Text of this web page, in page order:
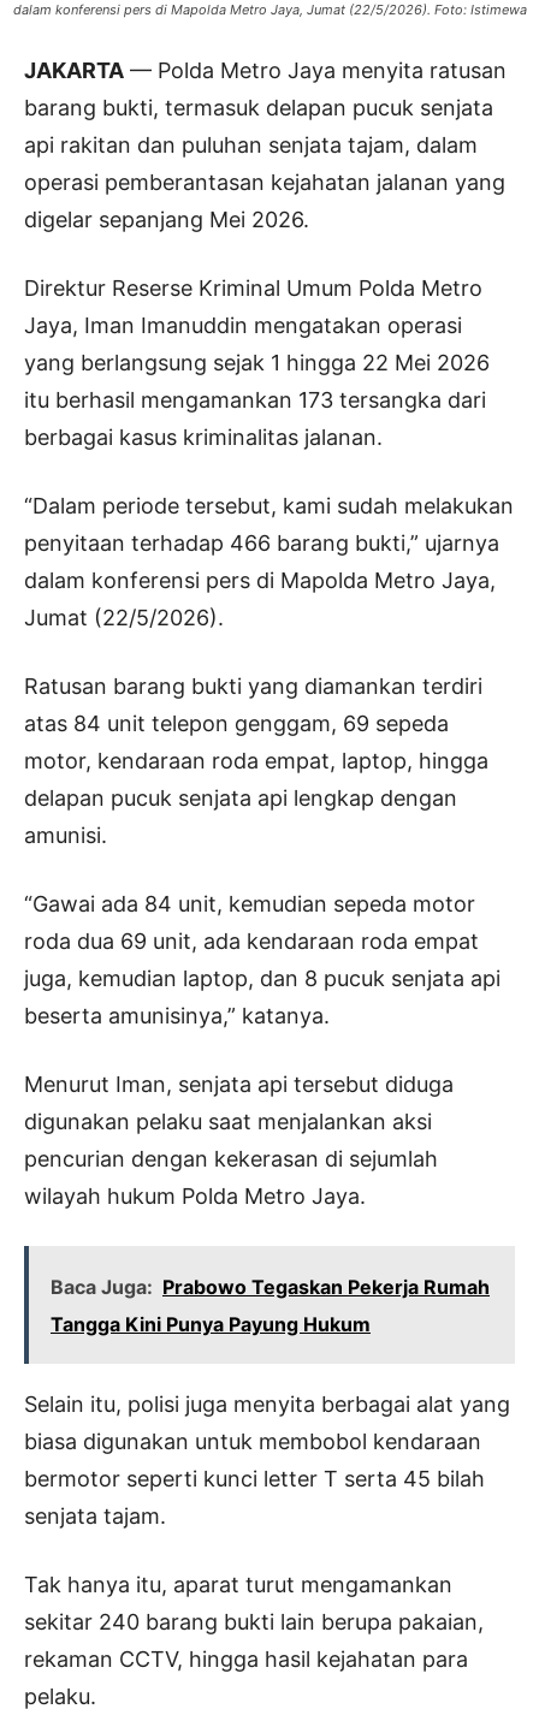
dalam konferensi pers di Mapolda Metro Jaya, Jumat (22/5/2026). Foto: Istimewa
JAKARTA — Polda Metro Jaya menyita ratusan
barang bukti, termasuk delapan pucuk senjata
api rakitan dan puluhan senjata tajam, dalam
operasi pemberantasan kejahatan jalanan yang
digelar sepanjang Mei 2026.
Direktur Reserse Kriminal Umum Polda Metro
Jaya, Iman Imanuddin mengatakan operasi
yang berlangsung sejak 1 hingga 22 Mei 2026
itu berhasil mengamankan 173 tersangka dari
berbagai kasus kriminalitas jalanan.
“Dalam periode tersebut, kami sudah melakukan
penyitaan terhadap 466 barang bukti,” ujarnya
dalam konferensi pers di Mapolda Metro Jaya,
Jumat (22/5/2026).
Ratusan barang bukti yang diamankan terdiri
atas 84 unit telepon genggam, 69 sepeda
motor, kendaraan roda empat, laptop, hingga
delapan pucuk senjata api lengkap dengan
amunisi.
“Gawai ada 84 unit, kemudian sepeda motor
roda dua 69 unit, ada kendaraan roda empat
juga, kemudian laptop, dan 8 pucuk senjata api
beserta amunisinya,” katanya.
Menurut Iman, senjata api tersebut diduga
digunakan pelaku saat menjalankan aksi
pencurian dengan kekerasan di sejumlah
wilayah hukum Polda Metro Jaya.
Baca Juga: Prabowo Tegaskan Pekerja Rumah
Tangga Kini Punya Payung Hukum
Selain itu, polisi juga menyita berbagai alat yang
biasa digunakan untuk membobol kendaraan
bermotor seperti kunci letter T serta 45 bilah
senjata tajam.
Tak hanya itu, aparat turut mengamankan
sekitar 240 barang bukti lain berupa pakaian,
rekaman CCTV, hingga hasil kejahatan para
pelaku.